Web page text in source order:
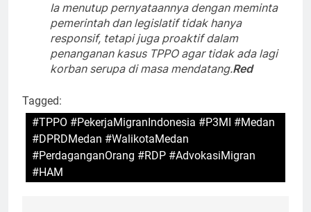
Ia menutup pernyataannya dengan meminta
pemerintah dan legislatif tidak hanya
responsif, tetapi juga proaktif dalam
penanganan kasus TPPO agar tidak ada lagi
korban serupa di masa mendatang.Red
Tagged:
#TPPO #PekerjaMigranIndonesia #P3MI #Medan
#DPRDMedan #WalikotaMedan
#PerdaganganOrang #RDP #AdvokasiMigran
#HAM